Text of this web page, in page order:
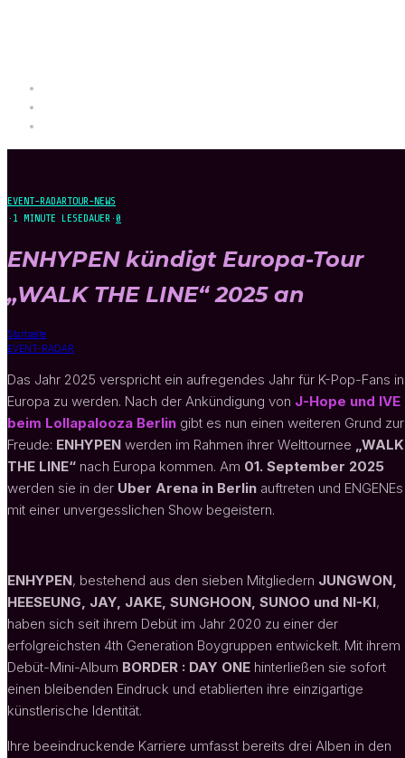
EVENT-RADARTOUR-NEWS
· 1 MINUTE LESEDAUER · 0
ENHYPEN kündigt Europa-Tour
„WALK THE LINE“ 2025 an
Startseite
EVENT-RADAR
Das Jahr 2025 verspricht ein aufregendes Jahr für K-Pop-Fans in
Europa zu werden. Nach der Ankündigung von J-Hope und IVE
beim Lollapalooza Berlin gibt es nun einen weiteren Grund zur
Freude: ENHYPEN werden im Rahmen ihrer Welttournee „WALK
THE LINE“ nach Europa kommen. Am 01. September 2025
werden sie in der Uber Arena in Berlin auftreten und ENGENEs
mit einer unvergesslichen Show begeistern.
ENHYPEN, bestehend aus den sieben Mitgliedern JUNGWON,
HEESEUNG, JAY, JAKE, SUNGHOON, SUNOO und NI-KI,
haben sich seit ihrem Debüt im Jahr 2020 zu einer der
erfolgreichsten 4th Generation Boygruppen entwickelt. Mit ihrem
Debüt-Mini-Album BORDER : DAY ONE hinterließen sie sofort
einen bleibenden Eindruck und etablierten ihre einzigartige
künstlerische Identität.
Ihre beeindruckende Karriere umfasst bereits drei Alben in den